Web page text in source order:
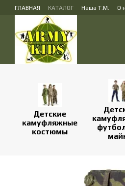
Перейти к основному контенту
ГЛАВНАЯ КАТАЛОГ Наша Т.М. О
ПУБЛИЧЕСКИЙ ДОГОВОР (ОФЕРТА) на
Детские
камуфляжные
костюмы